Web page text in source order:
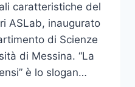
caratteristiche del
ASLab, inaugurato
di Scienze
di Messina. “La
è lo slogan…